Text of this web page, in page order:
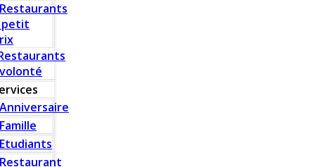
Restaurants
petit
Anniversaire
Famille
Etudiants
Restaurant